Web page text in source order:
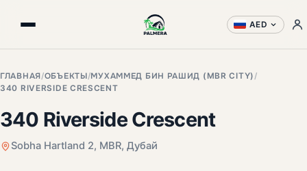
AED
ГЛАВНАЯ /ОБЪЕКТЫ/МУХАММЕД БИН РАШИД (MBR CITY) /
340 RIVERSIDE CRESCENT
340 Riverside Crescent
Sobha Hartland 2, MBR, Дубай